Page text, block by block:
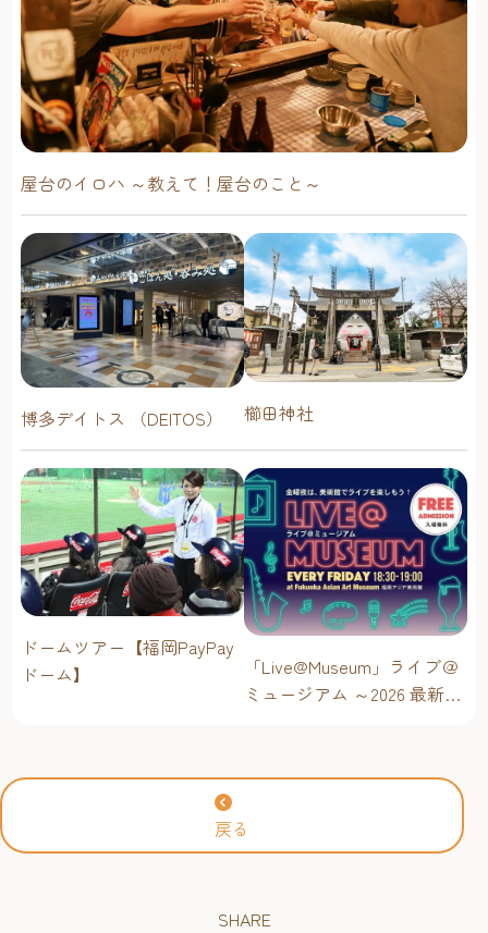
屋台のイロハ ～教えて！屋台のこと～
博多デイトス （DEITOS） 櫛田神社
ドームツアー【福岡PayPay
ドーム】
「Live@Museum」ライブ＠
ミュージアム ～2026 最新イ
戻る
SHARE